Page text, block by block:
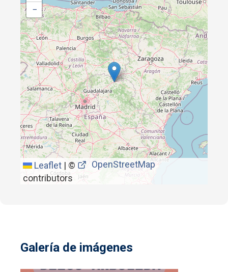
−
Leaflet | ©
OpenStreetMap
contributors
Galería de imágenes